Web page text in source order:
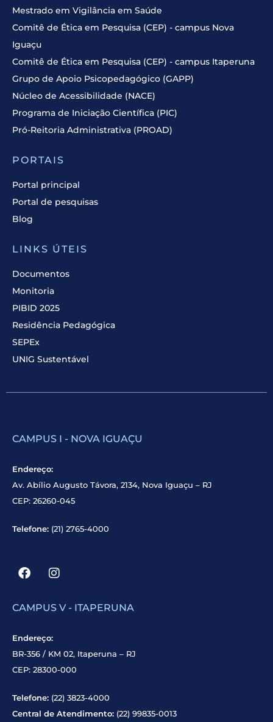
Mestrado em Vigilância em Saúde
Comitê de Ética em Pesquisa (CEP) - campus Nova
Iguaçu
Comitê de Ética em Pesquisa (CEP) - campus Itaperuna
Grupo de Apoio Psicopedagógico (GAPP)
Núcleo de Acessibilidade (NACE)
Programa de Iniciação Científica (PIC)
Pró-Reitoria Administrativa (PROAD)
PORTAIS
Portal principal
Portal de pesquisas
Blog
LINKS ÚTEIS
Documentos
Monitoria
PIBID 2025
Residência Pedagógica
SEPEx
UNIG Sustentável
CAMPUS I - NOVA IGUAÇU
Endereço:
Av. Abílio Augusto Távora, 2134, Nova Iguaçu – RJ
CEP: 26260-045
Telefone: (21) 2765-4000
CAMPUS V - ITAPERUNA
Endereço:
BR-356 / KM 02, Itaperuna – RJ
CEP: 28300-000
Telefone: (22) 3823-4000
Central de Atendimento: (22) 99835-0013